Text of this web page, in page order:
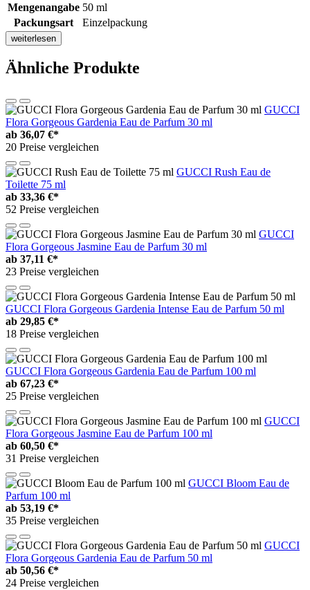
Mengenangabe 50 ml
Packungsart
Einzelpackung
weiterlesen
Ähnliche Produkte
GUCCI
Flora Gorgeous Gardenia Eau de Parfum 30 ml
ab 36,07 €*
20 Preise vergleichen
GUCCI Rush Eau de
Toilette 75 ml
ab 33,36 €*
52 Preise vergleichen
GUCCI
Flora Gorgeous Jasmine Eau de Parfum 30 ml
ab 37,11 €*
23 Preise vergleichen
GUCCI Flora Gorgeous Gardenia Intense Eau de Parfum 50 ml
ab 29,85 €*
18 Preise vergleichen
GUCCI Flora Gorgeous Gardenia Eau de Parfum 100 ml
ab 67,23 €*
25 Preise vergleichen
GUCCI
Flora Gorgeous Jasmine Eau de Parfum 100 ml
ab 60,50 €*
31 Preise vergleichen
GUCCI Bloom Eau de
Parfum 100 ml
ab 53,19 €*
35 Preise vergleichen
GUCCI
Flora Gorgeous Gardenia Eau de Parfum 50 ml
ab 50,56 €*
24 Preise vergleichen